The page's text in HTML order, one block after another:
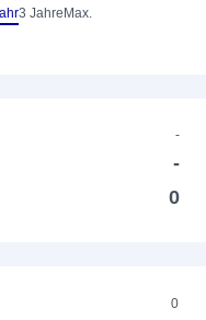
3 Jahre Max.
-
-
0
0